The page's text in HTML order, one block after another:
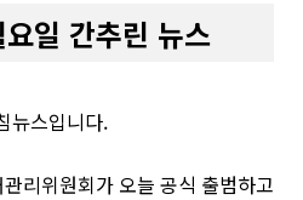
일 간추린 뉴스
뉴스입니다.
리위원회가 오늘 공식 출범하고